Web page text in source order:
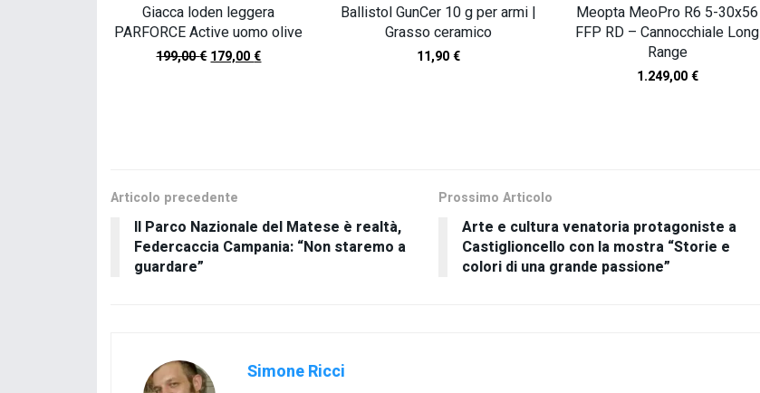
Giacca loden leggera
PARFORCE Active uomo olive
199,00€ 179,00€
Ballistol GunCer 10 g per armi |
Grasso ceramico
11,90€
Meopta MeoPro R6 5-30x56
FFP RD – Cannocchiale Long
Range
1.249,00€
Articolo precedente
Il Parco Nazionale del Matese è realtà,
Federcaccia Campania: “Non staremo a
guardare”
Prossimo Articolo
Arte e cultura venatoria protagoniste a
Castiglioncello con la mostra “Storie e
colori di una grande passione”
Simone Ricci